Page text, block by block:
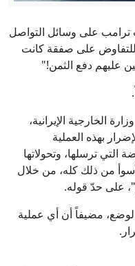
ترامب على وسائل التواصل
للتفاوض على صفقة كانت
عليهم دفع الثمن!"
الخارجية الإيرانية،
بهذه العملية
التي ترسلها، وتحولاتها
من ذلك كله، من خلال
على حدّ قوله.
مضيفاً أن أي عملية